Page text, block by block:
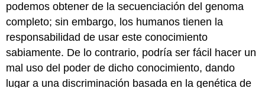
podemos obtener de la secuenciación del genoma
completo; sin embargo, los humanos tienen la
responsabilidad de usar este conocimiento
sabiamente. De lo contrario, podría ser fácil hacer un
mal uso del poder de dicho conocimiento, dando
lugar a una discriminación basada en la genética de